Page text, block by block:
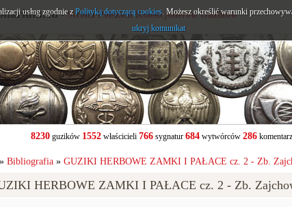
- Strona Polskich Kolekcjonerów Guzików
8230guzików 1552właścicieli 766sygnatur 684wytwórców 286
» Bibliografia » GUZIKI HERBOWE ZAMKI I PAŁACE cz. 2 - Zb.
HERBOWE ZAMKI I PAŁACE cz. 2 - Zb.
usług zgodnie zPolityką dotyczącą cookies. Możesz określić warunki
ukryj komunikat